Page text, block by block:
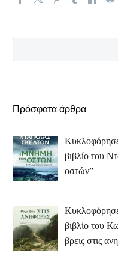
Πρόσφατα άρθρα
Κυκλοφόρησε
βιβλίο του
οστών”
Κυκλοφόρησε
βιβλίο του
βρεις στις